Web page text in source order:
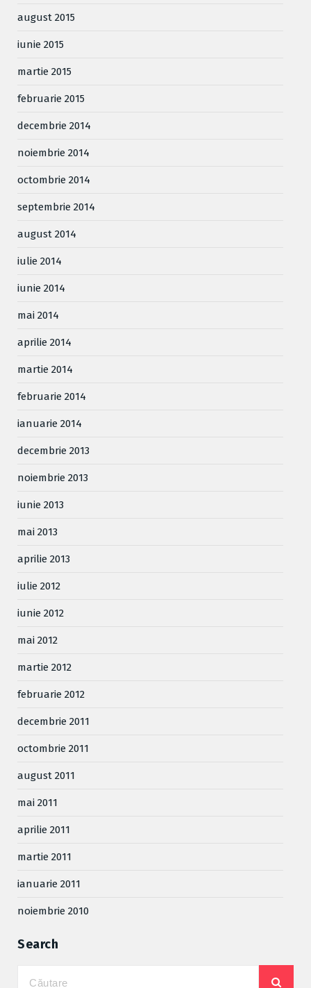
august 2015
iunie 2015
martie 2015
februarie 2015
decembrie 2014
noiembrie 2014
octombrie 2014
septembrie 2014
august 2014
iulie 2014
iunie 2014
mai 2014
aprilie 2014
martie 2014
februarie 2014
ianuarie 2014
decembrie 2013
noiembrie 2013
iunie 2013
mai 2013
aprilie 2013
iulie 2012
iunie 2012
mai 2012
martie 2012
februarie 2012
decembrie 2011
octombrie 2011
august 2011
mai 2011
aprilie 2011
martie 2011
ianuarie 2011
noiembrie 2010
Search